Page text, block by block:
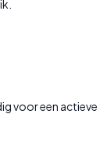
voor een actieve